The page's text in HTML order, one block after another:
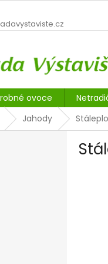
ovoce
Jahody